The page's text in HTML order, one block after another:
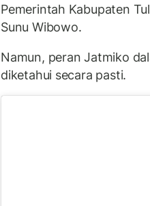
Pemerintah Kabupaten
Sunu Wibowo.
Namun, peran Jatmiko
diketahui secara pasti.